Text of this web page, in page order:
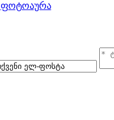
ფოტოაურა